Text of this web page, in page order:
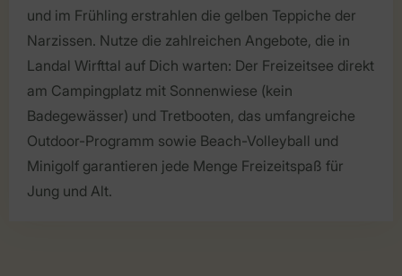
und im Frühling erstrahlen die gelben Teppiche der
Narzissen. Nutze die zahlreichen Angebote, die in
Landal Wirfttal auf Dich warten: Der Freizeitsee direkt
am Campingplatz mit Sonnenwiese (kein
Badegewässer) und Tretbooten, das umfangreiche
Outdoor-Programm sowie Beach-Volleyball und
Minigolf garantieren jede Menge Freizeitspaß für
Jung und Alt.